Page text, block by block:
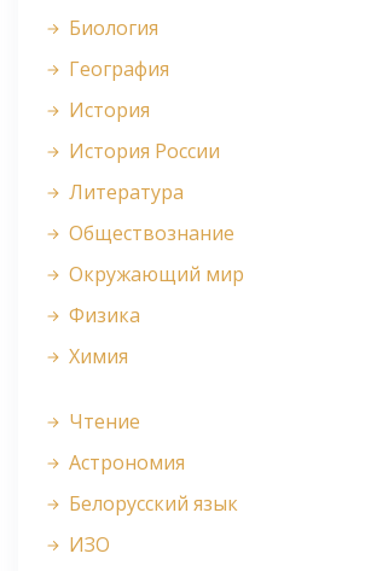
Биология
География
История
История России
Литература
Обществознание
Окружающий мир
Физика
Химия
Чтение
Астрономия
Белорусский язык
ИЗО